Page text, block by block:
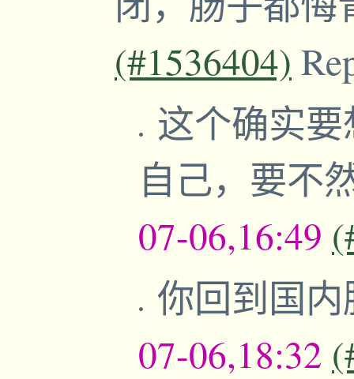
(#1536404)
这个确实
自己，要不
07-06,16:49
你回到国
07-06,18:32